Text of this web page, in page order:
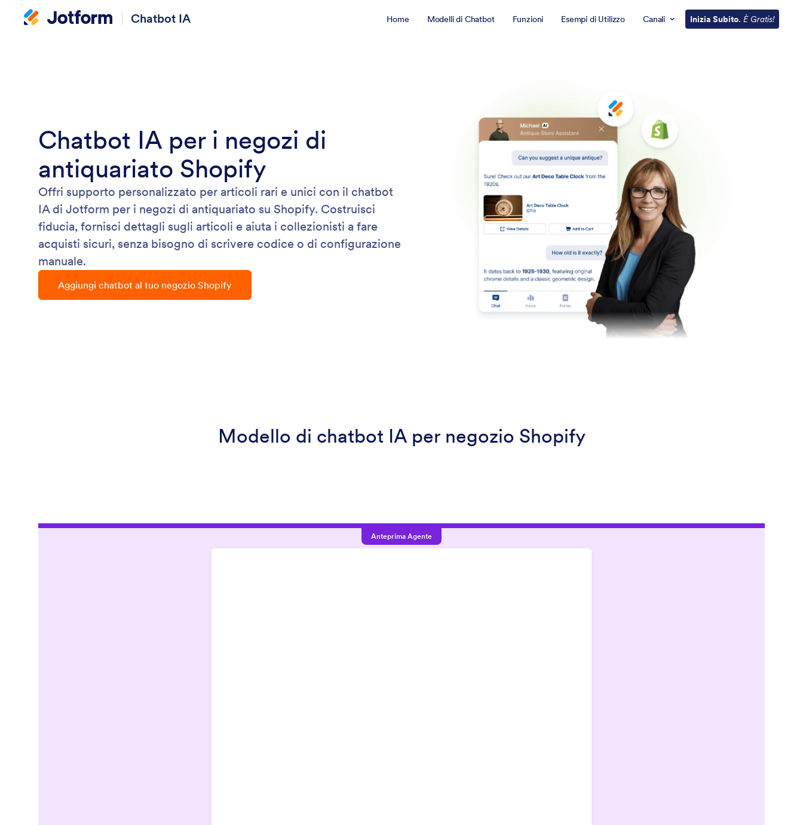
Chatbot IA Home Modelli di Chatbot Funzioni Esempi di Utilizzo Canali Inizia Subito. È Gratis!
Chatbot IA per i negozi di
antiquariato Shopify
Offri supporto personalizzato per articoli rari e unici con il chatbot
IA di Jotform per i negozi di antiquariato su Shopify. Costruisci
fiducia, fornisci dettagli sugli articoli e aiuta i collezionisti a fare
acquisti sicuri, senza bisogno di scrivere codice o di configurazione
manuale.
Aggiungi chatbot al tuo negozio Shopify
Modello di chatbot IA per negozio Shopify